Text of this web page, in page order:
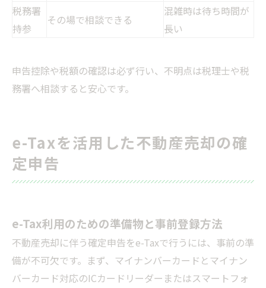
税務署
持参
その場で相談できる
混雑時は待ち時間が
長い
申告控除や税額の確認は必ず行い、不明点は税理士や税
務署へ相談すると安心です。
e-Taxを活用した不動産売却の確
定申告
e-Tax利用のための準備物と事前登録方法
不動産売却に伴う確定申告をe-Taxで行うには、事前の準
備が不可欠です。まず、マイナンバーカードとマイナン
バーカード対応のICカードリーダーまたはスマートフォ